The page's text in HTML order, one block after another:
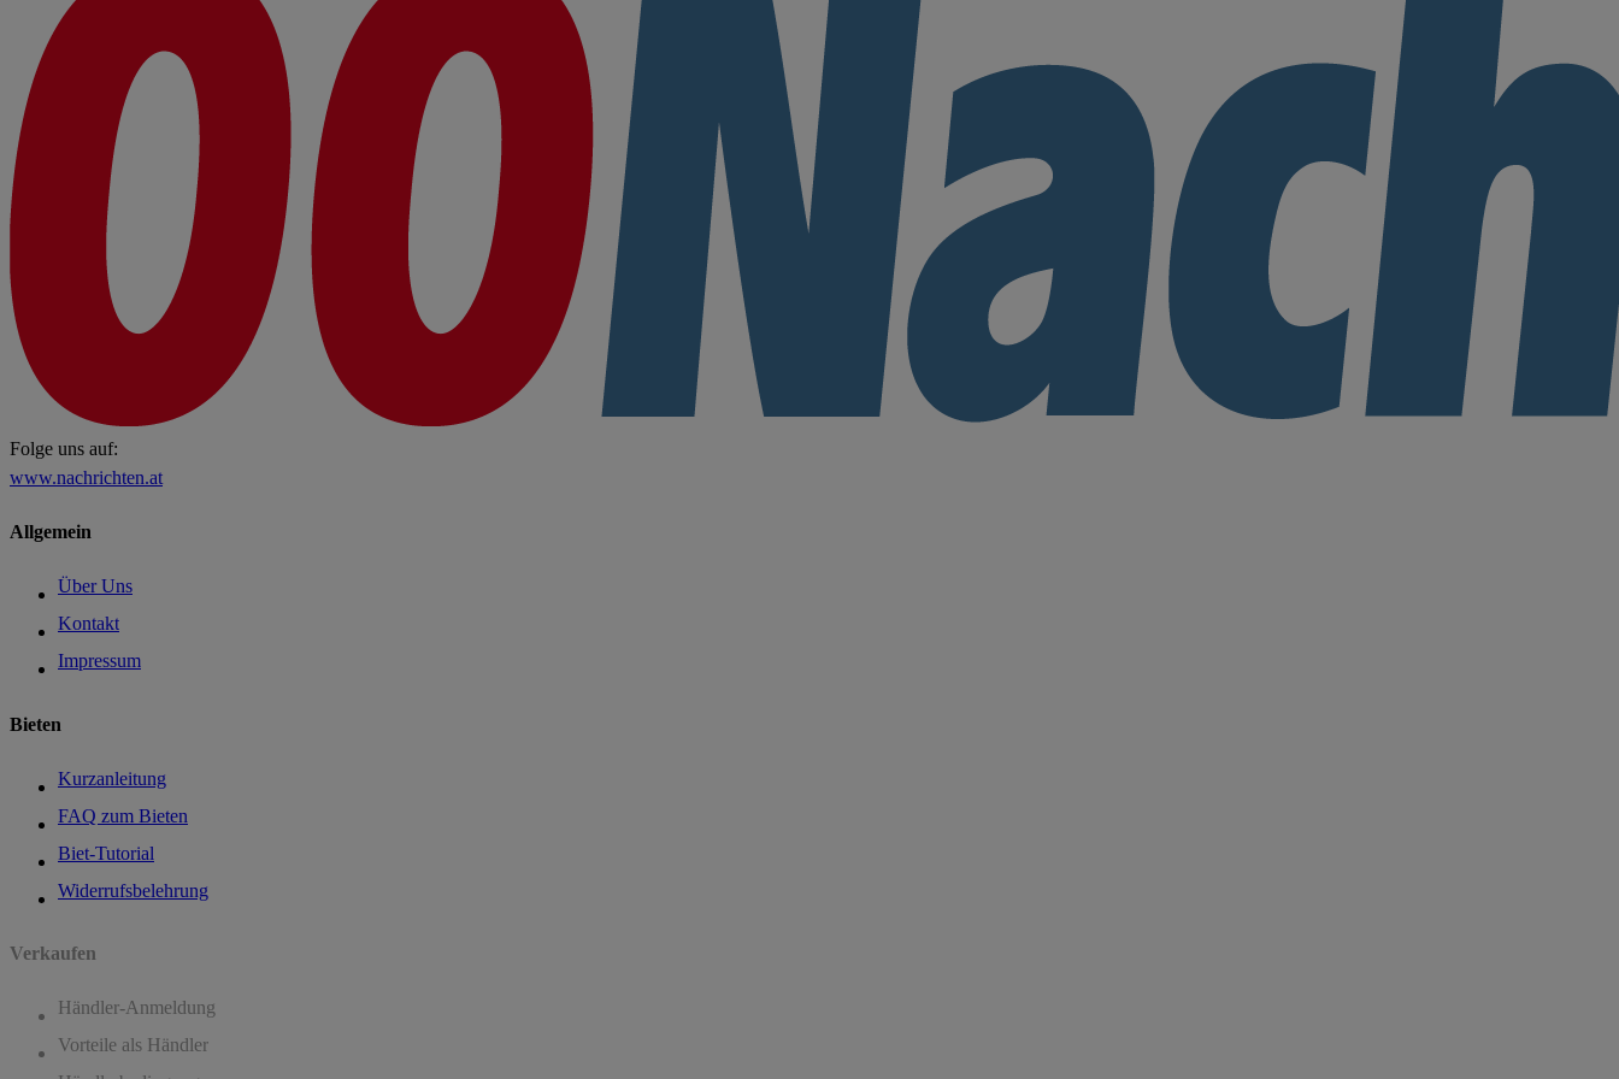
Folge uns auf:
www.nachrichten.at
Allgemein
Über Uns
Kontakt
Impressum
Bieten
Kurzanleitung
FAQ zum Bieten
Biet-Tutorial
Widerrufsbelehrung
Verkaufen
Händler-Anmeldung
Vorteile als Händler